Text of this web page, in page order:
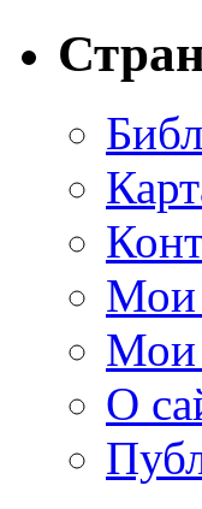
Мои
Мои
О